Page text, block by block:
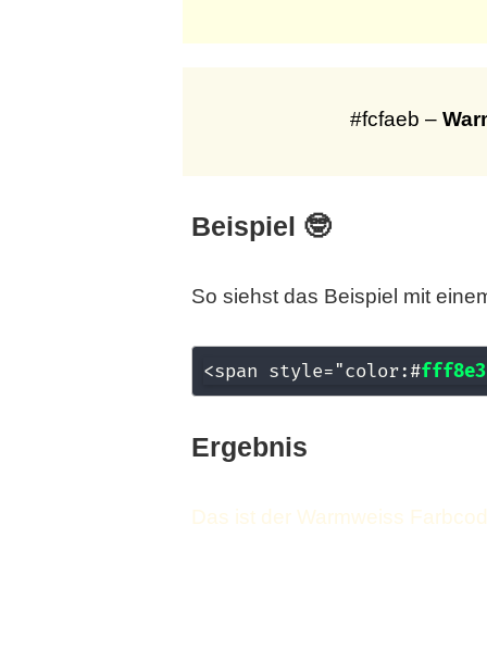
#fcfaeb –
Beispiel 🤓
So siehst das Beispiel mit
<span style="color:#fff8e3
Ergebnis
Das ist der Warmweiss